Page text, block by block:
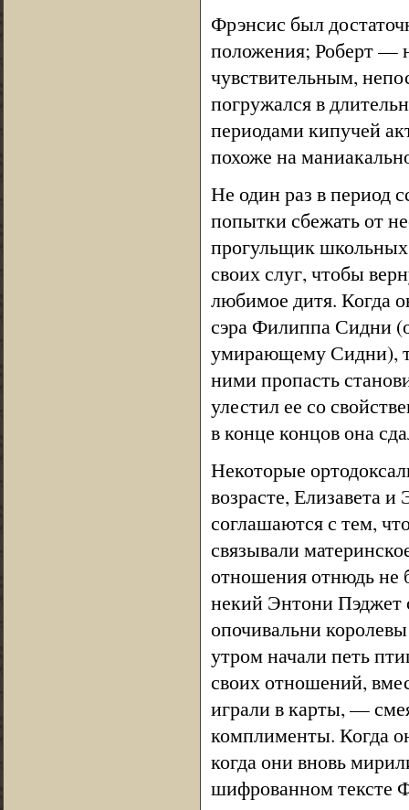
Фрэнсис был
положения; Роберт —
чувствительным,
погружался в
периодами кипучей
похоже на
Не один раз в период
попытки сбежать от
прогульщик
своих слуг, чтобы
любимое дитя. Когда
сэра Филиппа Сидни
умирающему Сидни),
ними пропасть
улестил ее со
в конце концов она
Некоторые
возрасте, Елизавета
соглашаются с тем,
связывали
отношения отнюдь
некий Энтони Пэджет
опочивальни
утром начали петь
своих отношений,
играли в карты, —
комплименты. Когда
когда они вновь
шифрованном тексте